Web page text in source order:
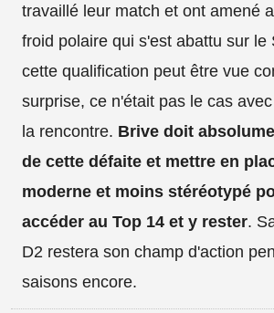
travaillé leur match et ont amené
froid polaire qui s'est abattu sur le
cette qualification peut être vue
surprise, ce n'était pas le cas
la rencontre. Brive doit
de cette défaite et mettre en
moderne et moins stéréotypé
accéder au Top 14 et y rester.
D2 restera son champ d'action
saisons encore.